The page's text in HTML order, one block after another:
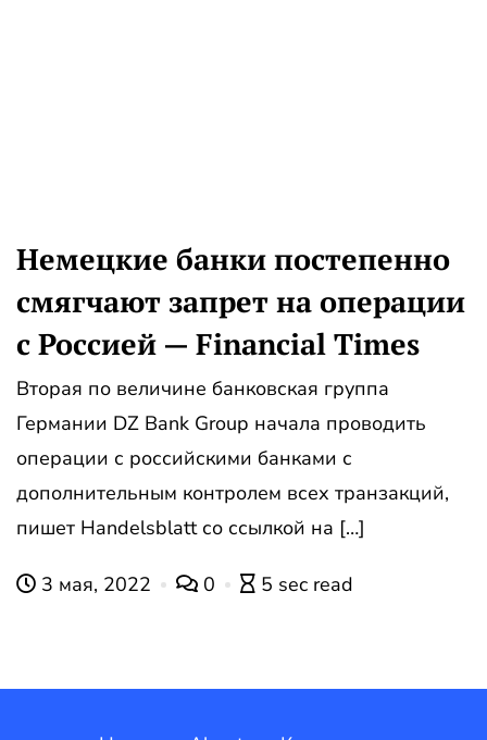
Немецкие банки постепенно
смягчают запрет на операции
с Россией — Financial Times
Вторая по величине банковская группа
Германии DZ Bank Group начала проводить
операции с российскими банками с
дополнительным контролем всех транзакций,
пишет Handelsblatt со ссылкой на […]
3 мая, 2022 0 5 sec read